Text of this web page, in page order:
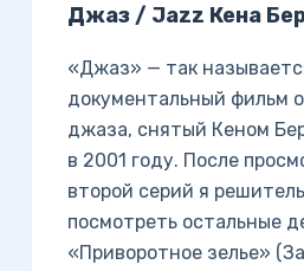
Джаз / Jazz Кена
«Джаз» — так
документальный фильм
джаза, снятый Кеном
в 2001 году. После
второй серий я
посмотреть остальные
«Приворотное зелье»